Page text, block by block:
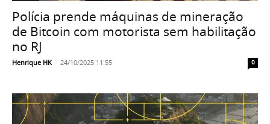
Polícia prende máquinas de mineração
de Bitcoin com motorista sem habilitação
no RJ
Henrique HK - 24/10/2025 11:55 0